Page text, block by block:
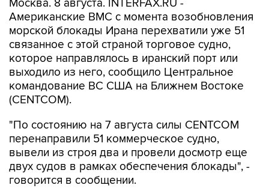
Москва. 8 августа. INTERFAX.RU -
Американские ВМС с момента возобновления
морской блокады Ирана перехватили уже 51
связанное с этой страной торговое судно,
которое направлялось в иранский порт или
выходило из него, сообщило Центральное
командование ВС США на Ближнем Востоке
(CENTCOM).
"По состоянию на 7 августа силы CENTCOM
перенаправили 51 коммерческое судно,
вывели из строя два и провели досмотр еще
двух судов в рамках обеспечения блокады", -
говорится в сообщении.